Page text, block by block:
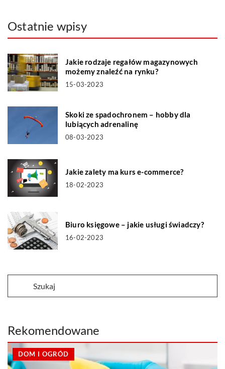
Ostatnie wpisy
Jakie rodzaje regałów magazynowych
możemy znaleźć na rynku?
15-03-2023
Skoki ze spadochronem – hobby dla
lubiących adrenalinę
08-03-2023
Jakie zalety ma kurs e-commerce?
18-02-2023
Biuro księgowe – jakie usługi świadczy?
16-02-2023
Rekomendowane
DOM I OGRÓD